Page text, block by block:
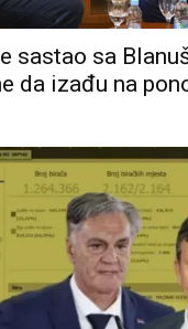
sastao sa
da izađu na